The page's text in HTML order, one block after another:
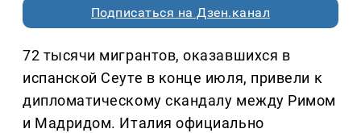
Подписаться на Дзен.канал
72 тысячи мигрантов, оказавшихся в
испанской Сеуте в конце июля, привели к
дипломатическому скандалу между Римом
и Мадридом. Италия официально